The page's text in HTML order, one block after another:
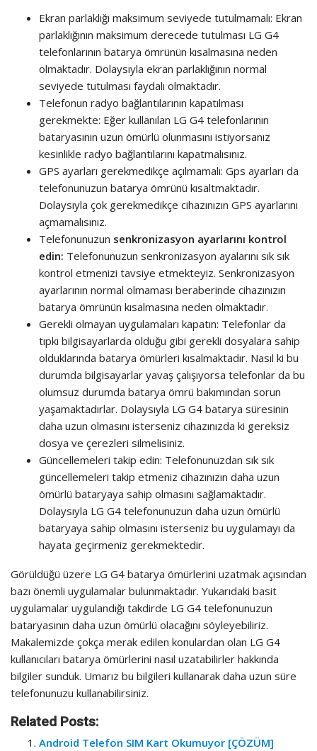
Ekran parlaklığı maksimum seviyede tutulmamalı: Ekran
parlaklığının maksimum derecede tutulması LG G4
telefonlarının batarya ömrünün kısalmasına neden
olmaktadır. Dolaysıyla ekran parlaklığının normal
seviyede tutulması faydalı olmaktadır.
Telefonun radyo bağlantılarının kapatılması
gerekmekte: Eğer kullanılan LG G4 telefonlarının
bataryasının uzun ömürlü olunmasını istiyorsanız
kesinlikle radyo bağlantılarını kapatmalısınız.
GPS ayarları gerekmedikçe açılmamalı: Gps ayarları da
telefonunuzun batarya ömrünü kısaltmaktadır.
Dolaysıyla çok gerekmedikçe cihazınızın GPS ayarlarını
açmamalısınız.
Telefonunuzun senkronizasyon ayarlarını kontrol
edin: Telefonunuzun senkronizasyon ayalarını sık sık
kontrol etmenizi tavsiye etmekteyiz. Senkronizasyon
ayarlarının normal olmaması beraberinde cihazınızın
batarya ömrünün kısalmasına neden olmaktadır.
Gerekli olmayan uygulamaları kapatın: Telefonlar da
tıpkı bilgisayarlarda olduğu gibi gerekli dosyalara sahip
olduklarında batarya ömürleri kısalmaktadır. Nasıl ki bu
durumda bilgisayarlar yavaş çalışıyorsa telefonlar da bu
olumsuz durumda batarya ömrü bakımından sorun
yaşamaktadırlar. Dolaysıyla LG G4 batarya süresinin
daha uzun olmasını isterseniz cihazınızda ki gereksiz
dosya ve çerezleri silmelisiniz.
Güncellemeleri takip edin: Telefonunuzdan sık sık
güncellemeleri takip etmeniz cihazınızın daha uzun
ömürlü bataryaya sahip olmasını sağlamaktadır.
Dolaysıyla LG G4 telefonunuzun daha uzun ömürlü
bataryaya sahip olmasını isterseniz bu uygulamayı da
hayata geçirmeniz gerekmektedir.
Görüldüğü üzere LG G4 batarya ömürlerini uzatmak açısından
bazı önemli uygulamalar bulunmaktadır. Yukarıdaki basit
uygulamalar uygulandığı takdirde LG G4 telefonunuzun
bataryasının daha uzun ömürlü olacağını söyleyebiliriz.
Makalemizde çokça merak edilen konulardan olan LG G4
kullanıcıları batarya ömürlerini nasıl uzatabilirler hakkında
bilgiler sunduk. Umarız bu bilgileri kullanarak daha uzun süre
telefonunuzu kullanabilirsiniz.
Related Posts:
Android Telefon SIM Kart Okumuyor [ÇÖZÜM]